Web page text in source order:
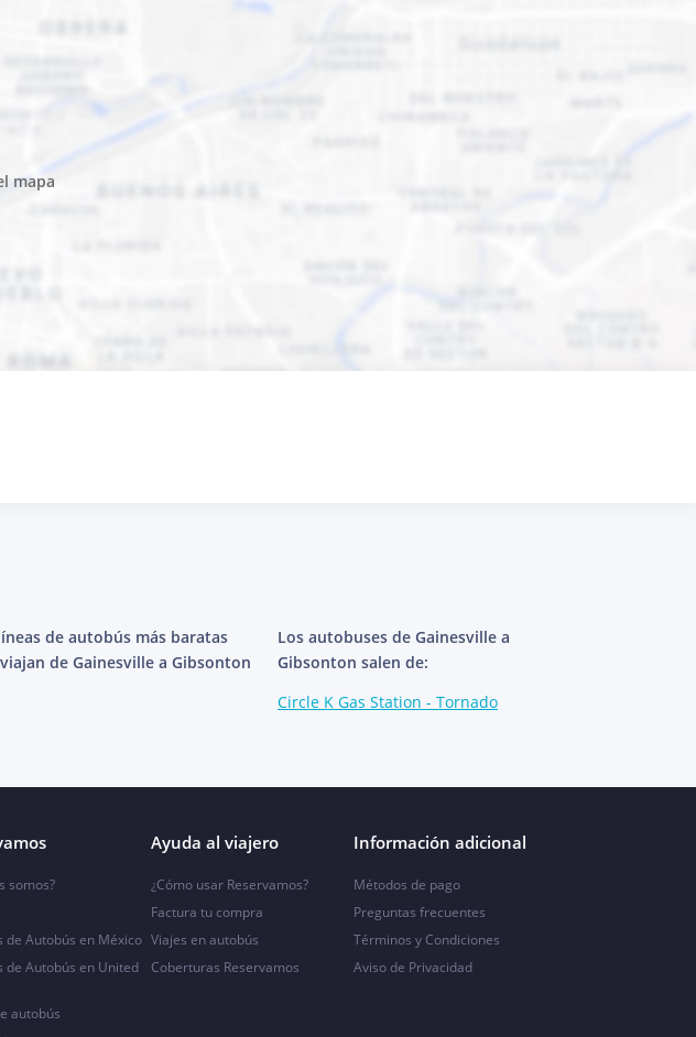
mapa
de autobús más baratas
de Gainesville a Gibsonton
Los autobuses de Gainesville a
Gibsonton salen de:
Circle K Gas Station - Tornado
somos?
de Autobús en México
de Autobús en United
autobús
Ayuda al viajero
¿Cómo usar Reservamos?
Factura tu compra
Viajes en autobús
Coberturas Reservamos
Información adicional
Métodos de pago
Preguntas frecuentes
Términos y Condiciones
Aviso de Privacidad